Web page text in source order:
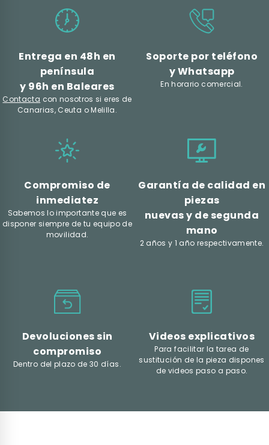
Entrega en 48h en
península
y 96h en Baleares
Contacta con nosotros si eres de
Canarias, Ceuta o Melilla.
Soporte por teléfono
y Whatsapp
En horario comercial.
Compromiso de
inmediatez
Sabemos lo importante que es
disponer siempre de tu equipo de
movilidad.
Garantía de calidad en
piezas
nuevas y de segunda
mano
2 años y 1 año respectivamente.
Devoluciones sin
compromiso
Dentro del plazo de 30 días.
Videos explicativos
Para facilitar la tarea de
sustitución de la pieza dispones
de videos paso a paso.